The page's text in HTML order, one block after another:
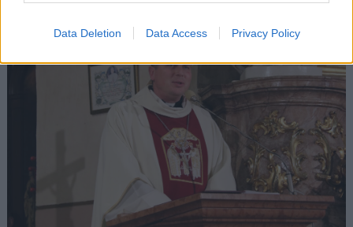
Data Deletion Data Access Privacy Policy